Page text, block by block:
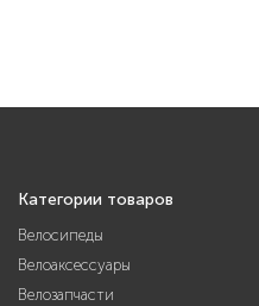
Категории товаров
Велосипеды
Велоаксессуары
Велозапчасти